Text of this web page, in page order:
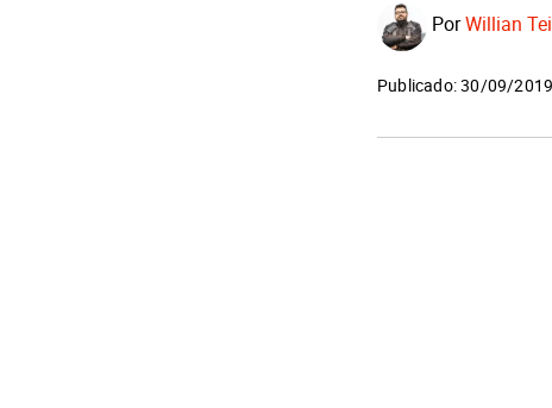
PorWillian
Publicado: 30/09/2019